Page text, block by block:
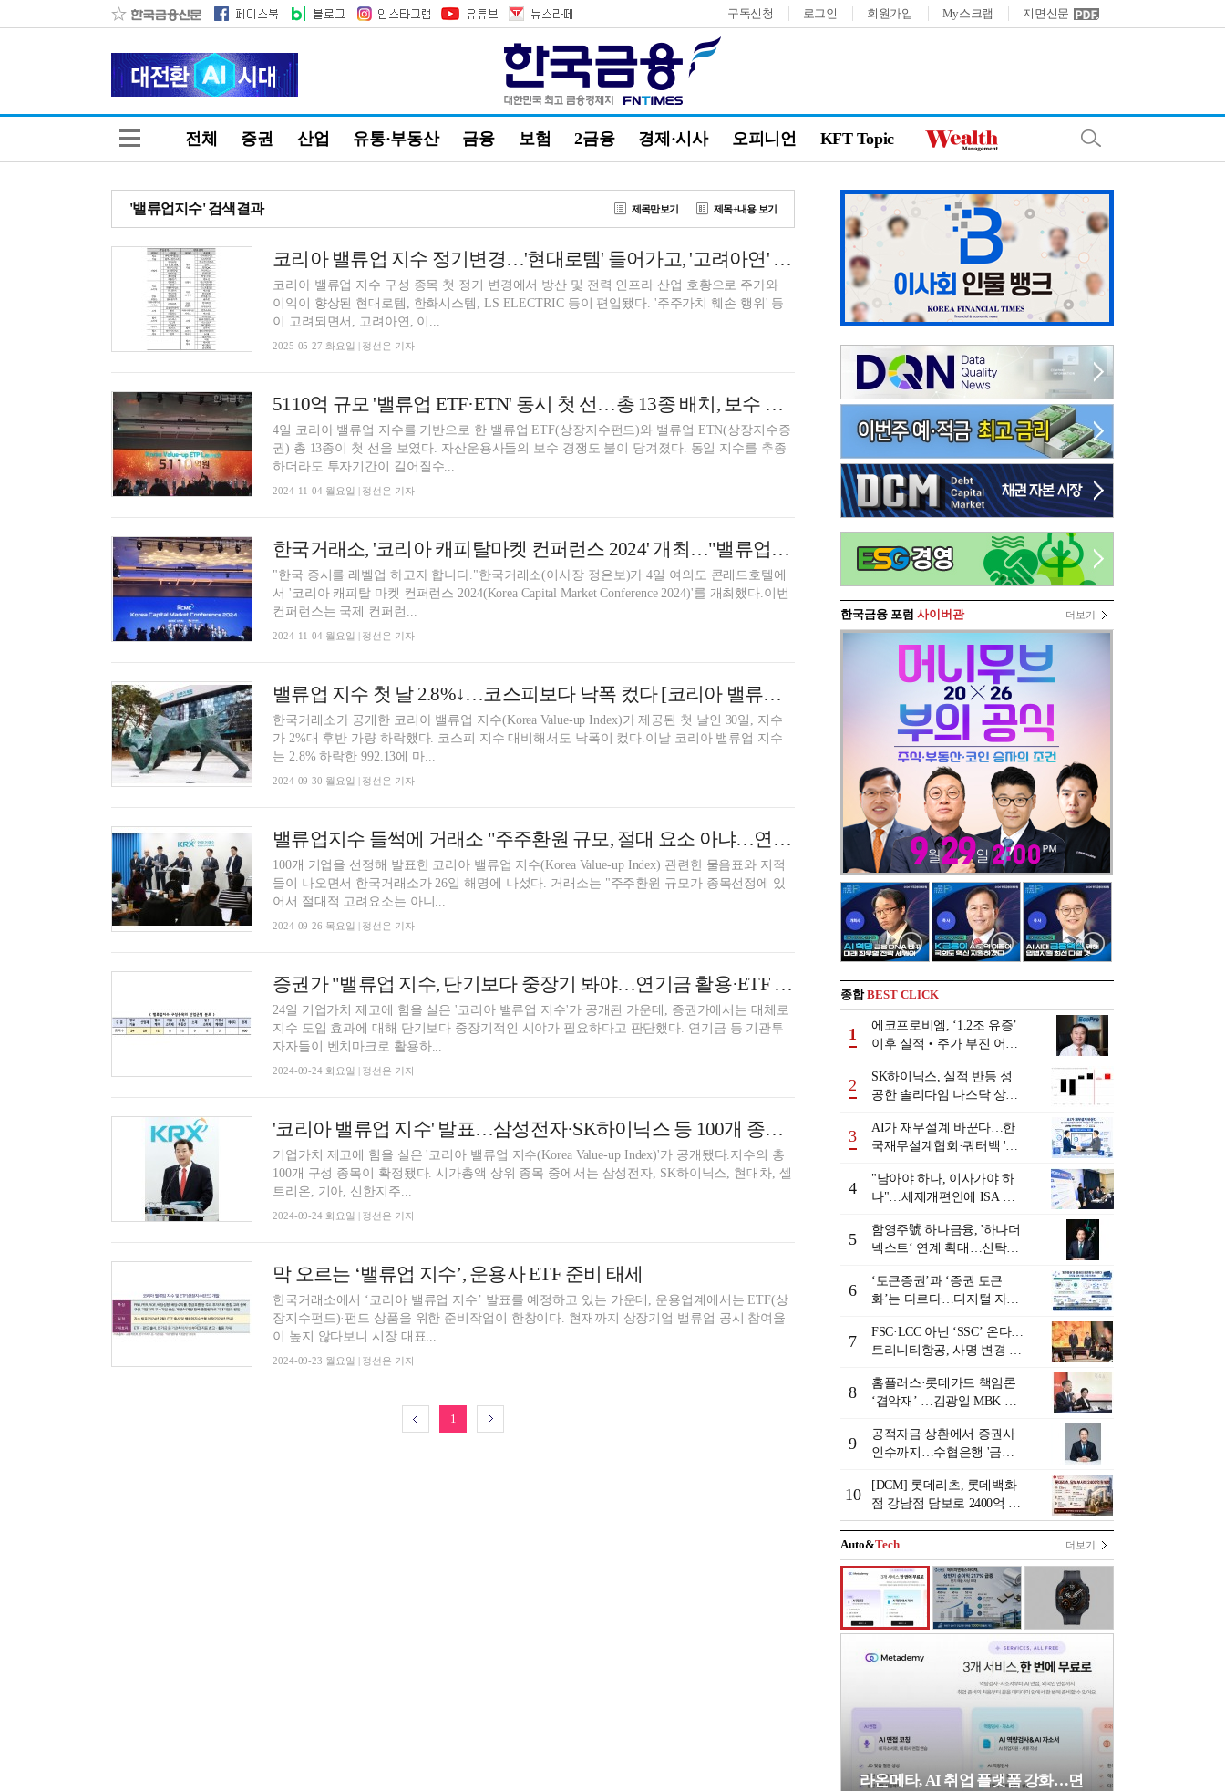
구독신청 로그인 회원가입 My스크랩 지면신문
전체 증권 산업 유통·부동산 금융 보험 2금융 경제·시사 오피니언 KFT Topic
'밸류업지수' 검색결과 제목만보기 제목+내용 보기
코리아 밸류업 지수 정기변경…'현대로템' 들어가고, '고려아연' 빠지고
코리아 밸류업 지수 구성 종목 첫 정기 변경에서 방산 및 전력 인프라 산업 호황으로 주가와
이익이 향상된 현대로템, 한화시스템, LS ELECTRIC 등이 편입됐다. '주주가치 훼손 행위' 등
이 고려되면서, 고려아연, 이...
2025-05-27 화요일 | 정선은 기자
5110억 규모 '밸류업 ETF·ETN' 동시 첫 선…총 13종 배치, 보수 경쟁 점화 [거래소 컨퍼런스]
4일 코리아 밸류업 지수를 기반으로 한 밸류업 ETF(상장지수펀드)와 밸류업 ETN(상장지수증
권) 총 13종이 첫 선을 보였다. 자산운용사들의 보수 경쟁도 불이 당겨졌다. 동일 지수를 추종
하더라도 투자기간이 길어질수...
2024-11-04 월요일 | 정선은 기자
한국거래소, '코리아 캐피탈마켓 컨퍼런스 2024' 개최…"밸류업 적극 추진" [거래소 컨퍼런스]
"한국 증시를 레벨업 하고자 합니다."한국거래소(이사장 정은보)가 4일 여의도 콘래드호텔에
서 '코리아 캐피탈 마켓 컨퍼런스 2024(Korea Capital Market Conference 2024)'를 개최했다.이번
컨퍼런스는 국제 컨퍼런...
2024-11-04 월요일 | 정선은 기자
밸류업 지수 첫 날 2.8%↓…코스피보다 낙폭 컸다 [코리아 밸류업 지수]
한국거래소가 공개한 코리아 밸류업 지수(Korea Value-up Index)가 제공된 첫 날인 30일, 지수
가 2%대 후반 가량 하락했다. 코스피 지수 대비해서도 낙폭이 컸다.이날 코리아 밸류업 지수
는 2.8% 하락한 992.13에 마...
2024-09-30 월요일 | 정선은 기자
밸류업지수 들썩에 거래소 "주주환원 규모, 절대 요소 아냐…연내 구성종목 변경도 검토" [코리아 밸류업 지수]
100개 기업을 선정해 발표한 코리아 밸류업 지수(Korea Value-up Index) 관련한 물음표와 지적
들이 나오면서 한국거래소가 26일 해명에 나섰다. 거래소는 "주주환원 규모가 종목선정에 있
어서 절대적 고려요소는 아니...
2024-09-26 목요일 | 정선은 기자
증권가 "밸류업 지수, 단기보다 중장기 봐야…연기금 활용·ETF 구성 여부 주목" [코리아 밸류업 지수]
24일 기업가치 제고에 힘을 실은 '코리아 밸류업 지수'가 공개된 가운데, 증권가에서는 대체로
지수 도입 효과에 대해 단기보다 중장기적인 시야가 필요하다고 판단했다. 연기금 등 기관투
자자들이 벤치마크로 활용하...
2024-09-24 화요일 | 정선은 기자
'코리아 밸류업 지수' 발표…삼성전자·SK하이닉스 등 100개 종목 포함 [코리아 밸류업 지수]
기업가치 제고에 힘을 실은 '코리아 밸류업 지수(Korea Value-up Index)'가 공개됐다.지수의 총
100개 구성 종목이 확정됐다. 시가총액 상위 종목 중에서는 삼성전자, SK하이닉스, 현대차, 셀
트리온, 기아, 신한지주...
2024-09-24 화요일 | 정선은 기자
막 오르는 ‘밸류업 지수’, 운용사 ETF 준비 태세
한국거래소에서 ‘코리아 밸류업 지수’ 발표를 예정하고 있는 가운데, 운용업계에서는 ETF(상
장지수펀드)·펀드 상품을 위한 준비작업이 한창이다. 현재까지 상장기업 밸류업 공시 참여율
이 높지 않다보니 시장 대표...
2024-09-23 월요일 | 정선은 기자
1
한국금융 포럼 사이버관 더보기
종합BEST CLICK
1
에코프로비엠, ‘1.2조 유증’
이후 실적‧주가 부진 어쩌
2
SK하이닉스, 실적 반등 성
공한 솔리다임 나스닥 상장
3
AI가 재무설계 바꾼다…한
국재무설계협회·쿼터백 '베
4
"남아야 하나, 이사가야 하
나"…세제개편안에 ISA 투
5
함영주號 하나금융, '하나더
넥스트‘ 연계 확대…신탁수
니어 비즈니스 돋보기]
6
‘토큰증권’과 ‘증권 토큰
화’는 다르다…디지털 자본
7
FSC·LCC 아닌 ‘SSC’ 온다…
트리니티항공, 사명 변경 넘
8
홈플러스·롯데카드 책임론
‘겹악재’ …김광일 MBK 부
9
공적자금 상환에서 증권사
인수까지…수협은행 '금융
행 금융그룹의 꿈①]
10
[DCM] 롯데리츠, 롯데백화
점 강남점 담보로 2400억 조
달…단기채 차환
Auto&Tech 더보기
라온메타, AI 취업 플랫폼 강화…면